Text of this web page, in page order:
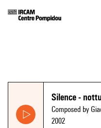
Silence -
Composed by
2002